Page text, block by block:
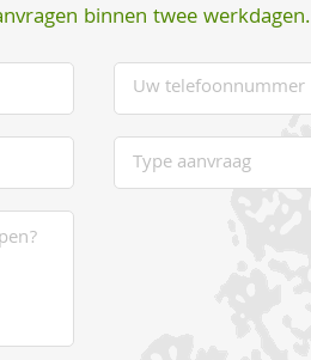
binnen twee werkdagen.